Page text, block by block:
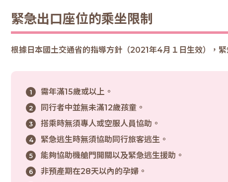
緊急出口座位的乘坐限制
根據日本國土交通省的指導方針（2021年4月１日生效），
需年滿15歲或以上。
同行者中並無未滿12歲孩童。
搭乘時無須專人或空服人員協助。
緊急逃生時無須協助同行旅客逃生。
能夠協助機艙門開關以及緊急逃生援助。
非預產期在28天以內的孕婦。